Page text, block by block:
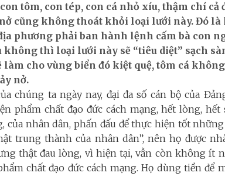
tôm, con tép, con cá nhỏ xíu, thậm chí cả
cũng không thoát khỏi loại lưới này. Đó là
phương phải ban hành lệnh cấm bà con
không thì loại lưới này sẽ “tiêu diệt” sạch
làm cho vùng biển đó kiệt quệ, tôm cá
nở.
chúng ta ngày nay, đại đa số cán bộ của
phẩm chất đạo đức cách mạng, hết lòng,
của nhân dân, phấn đấu để thực hiện tốt những
trung thành của nhân dân”, nên họ được
thật đau lòng, vì hiện tại, vẫn còn không ít
chất đạo đức cách mạng. Họ dùng tiền để